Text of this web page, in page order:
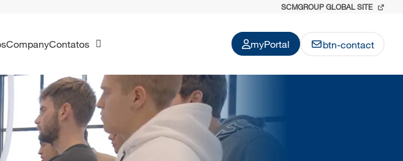
SCMGROUP GLOBAL SITE
Company Contatos myPortal btn-contact